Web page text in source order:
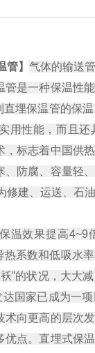
】 气体的输送
是一种保温性
埋保温管的保
用性能，而且
标志着中国供
防腐、容量轻
修建、运送、石
效果提高4~9
系数和低吸水
”的状况，大大
国家已成为一项
向更高的层次
点。直埋式保